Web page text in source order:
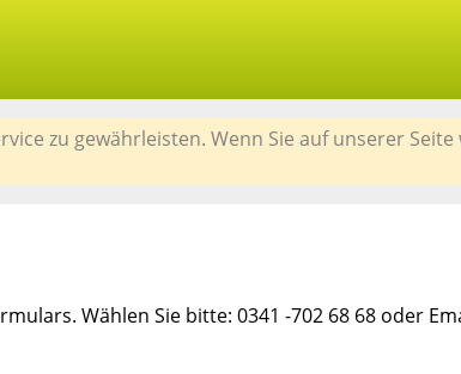
zu gewährleisten. Wenn Sie auf unserer
Wählen Sie bitte: 0341 -702 68 68 oder